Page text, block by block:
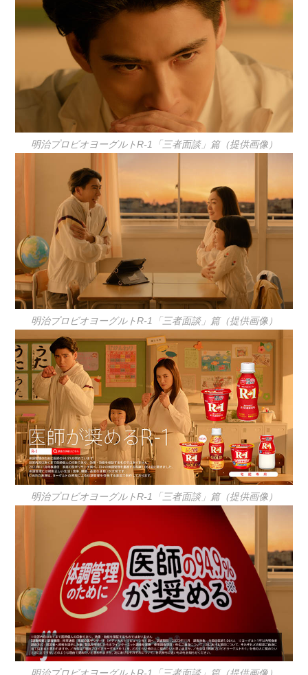
明治プロビオヨーグルトR-1「三者面談」篇（提供画像）
明治プロビオヨーグルトR-1「三者面談」篇（提供画像）
明治プロビオヨーグルトR-1「三者面談」篇（提供画像）